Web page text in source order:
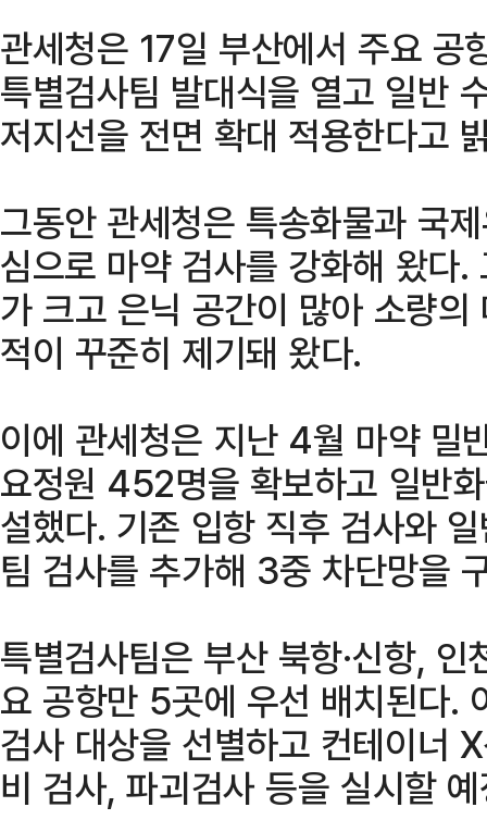
관세청은 17일 부산에서 주요 공
특별검사팀 발대식을 열고 일반
저지선을 전면 확대 적용한다고
그동안 관세청은 특송화물과 국
심으로 마약 검사를 강화해 왔다
가 크고 은닉 공간이 많아 소량
적이 꾸준히 제기돼 왔다.
이에 관세청은 지난 4월 마약 밀
요정원 452명을 확보하고 일반
설했다. 기존 입항 직후 검사와
팀 검사를 추가해 3중 차단망을
특별검사팀은 부산 북항·신항,
요 공항만 5곳에 우선 배치된다.
검사 대상을 선별하고 컨테이너
비 검사, 파괴검사 등을 실시할